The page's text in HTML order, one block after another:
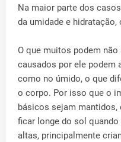
Na maior parte dos
da umidade e hidratação,
O que muitos podem
causados por ele podem
como no úmido, o que
o corpo. Por isso que o
básicos sejam mantidos,
ficar longe do sol
altas, principalmente